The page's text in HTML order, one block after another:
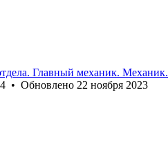
Главный механик. Механик.
• Обновлено 22 ноября 2023